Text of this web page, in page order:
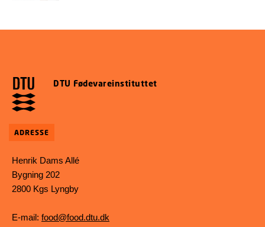
DTU Fødevareinstituttet
ADRESSE
Henrik Dams Allé
Bygning 202
2800 Kgs Lyngby
E-mail: food@food.dtu.dk